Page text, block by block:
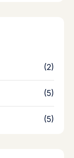
(2)
(5)
(5)